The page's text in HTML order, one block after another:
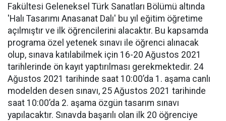
Fakültesi Geleneksel Türk Sanatları Bölümü altında
'Halı Tasarımı Anasanat Dalı' bu yıl eğitim öğretime
açılmıştır ve ilk öğrencilerini alacaktır. Bu kapsamda
programa özel yetenek sınavı ile öğrenci alınacak
olup, sınava katılabilmek için 16-20 Ağustos 2021
tarihlerinde ön kayıt yaptırılması gerekmektedir. 24
Ağustos 2021 tarihinde saat 10:00’da 1. aşama canlı
modelden desen sınavı, 25 Ağustos 2021 tarihinde
saat 10:00’da 2. aşama özgün tasarım sınavı
yapılacaktır. Sınavda başarılı olan ilk 20 öğrenciye